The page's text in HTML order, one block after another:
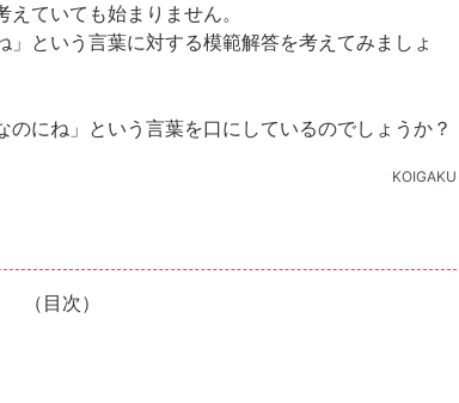
ていても始まりません。
という言葉に対する模範解答を考えてみましょ
にね」という言葉を口にしているのでしょうか？
KOIGAKU
（目次）